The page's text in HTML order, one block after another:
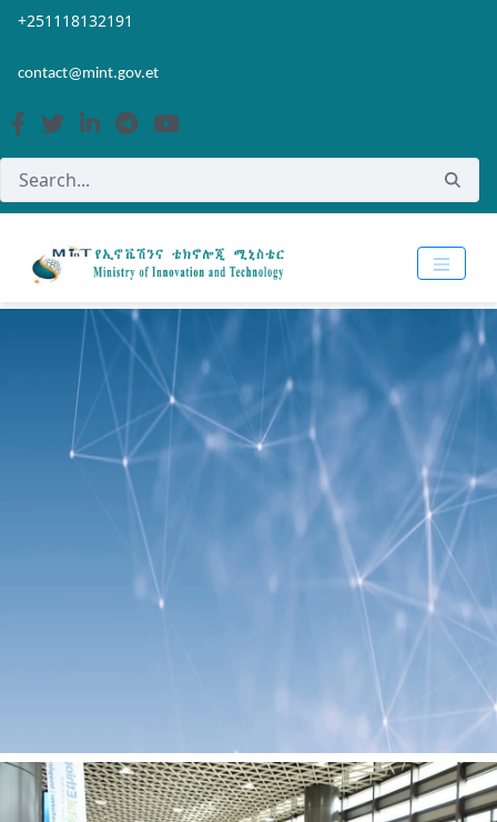
Skip to Main Content
Open Accessibility Menu
+251118132191
contact@mint.gov.et